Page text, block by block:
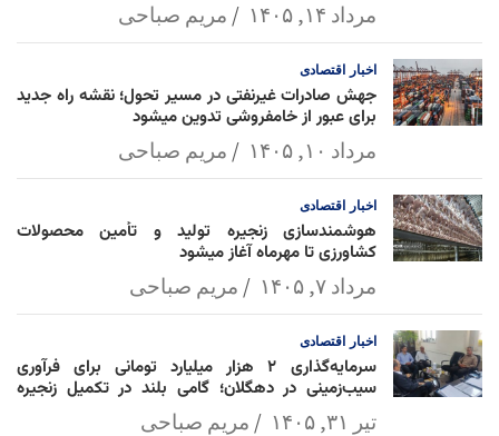
مرداد ۱۴, ۱۴۰۵ مریم صباحی
اخبار اقتصادی
جهش صادرات غیرنفتی در مسیر تحول؛ نقشه راه جدید
برای عبور از خامفروشی تدوین میشود
مرداد ۱۰, ۱۴۰۵ مریم صباحی
اخبار اقتصادی
هوشمندسازی زنجیره تولید و تأمین محصولات
کشاورزی تا مهرماه آغاز میشود
مرداد ۷, ۱۴۰۵ مریم صباحی
اخبار اقتصادی
سرمایه‌گذاری ۲ هزار میلیارد تومانی برای فرآوری
سیب‌زمینی در دهگلان؛ گامی بلند در تکمیل زنجیره
ارزش کشاورزیتیر ۳۱, ۱۴۰۵ مریم صباحی